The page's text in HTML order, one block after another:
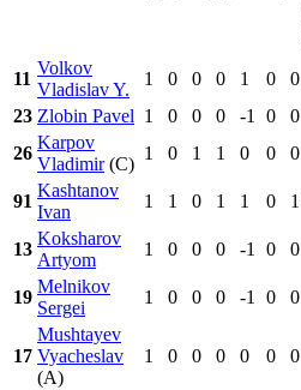
11
Volkov
Vladislav Y.
1 0 0 0 1 0 0
23 Zlobin Pavel 1 0 0 0 -1 0 0
26
Karpov
Vladimir(C)
1 0 1 1 0 0 0
91
Kashtanov
Ivan
1 1 0 1 1 0 1
13
Koksharov
Artyom
1 0 0 0 -1 0 0
19
Melnikov
Sergei
1 0 0 0 -1 0 0
17
Mushtayev
Vyacheslav
(A)
1 0 0 0 0 0 0